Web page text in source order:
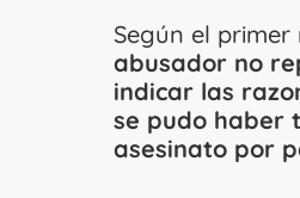
Según el
abusador no
indicar las
se pudo haber
asesinato por